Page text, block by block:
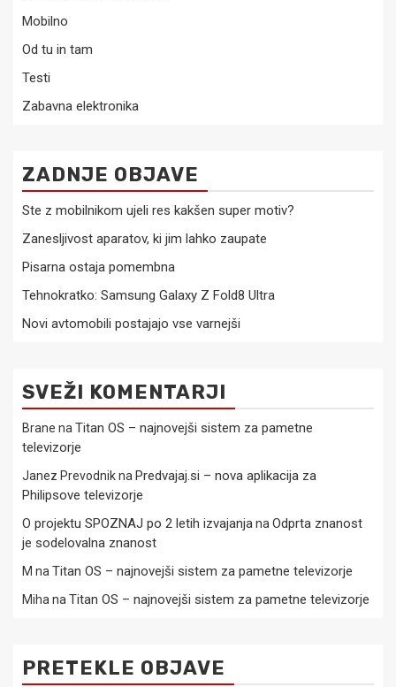
Mobilno
Od tu in tam
Testi
Zabavna elektronika
ZADNJE OBJAVE
Ste z mobilnikom ujeli res kakšen super motiv?
Zanesljivost aparatov, ki jim lahko zaupate
Pisarna ostaja pomembna
Tehnokratko: Samsung Galaxy Z Fold8 Ultra
Novi avtomobili postajajo vse varnejši
SVEŽI KOMENTARJI
Brane na Titan OS – najnovejši sistem za pametne
televizorje
Janez Prevodnikna Predvajaj.si – nova aplikacija za
Philipsove televizorje
O projektu SPOZNAJ po 2 letih izvajanjana Odprta znanost
je sodelovalna znanost
M na Titan OS – najnovejši sistem za pametne televizorje
Miha na Titan OS – najnovejši sistem za pametne televizorje
PRETEKLE OBJAVE